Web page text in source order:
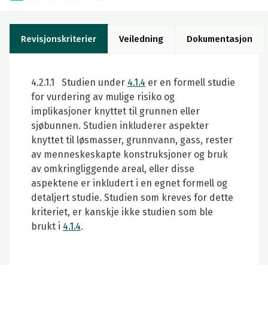
Revisjonskriterier Veiledning Dokumentasjon
4.2.1.1 Studien under 4.1.4 er en formell studie
for vurdering av mulige risiko og
implikasjoner knyttet til grunnen eller
sjøbunnen. Studien inkluderer aspekter
knyttet til løsmasser, grunnvann, gass, rester
av menneskeskapte konstruksjoner og bruk
av omkringliggende areal, eller disse
aspektene er inkludert i en egnet formell og
detaljert studie. Studien som kreves for dette
kriteriet, er kanskje ikke studien som ble
brukt i 4.1.4.